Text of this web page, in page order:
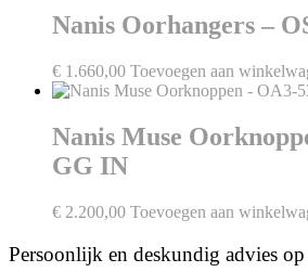
Nanis Oorhangers –
€ 1.660,00 Toevoegen aan
Nanis Muse
GG IN
€ 2.200,00 Toevoegen aan
Persoonlijk en deskundig advies op